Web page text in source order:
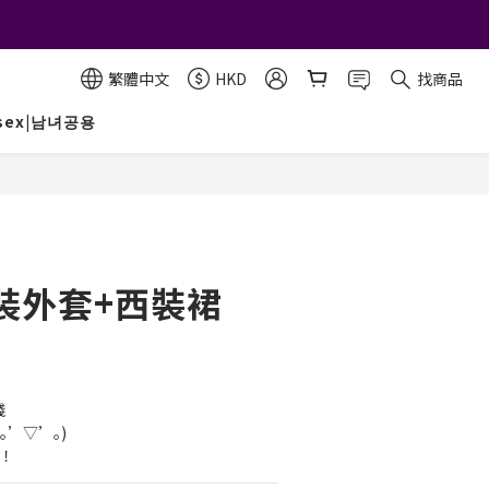
繁體中文 HKD
找商品
남녀공용
外套+西裝裙
(｡’▽’｡)